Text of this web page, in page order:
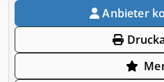
Anbieter